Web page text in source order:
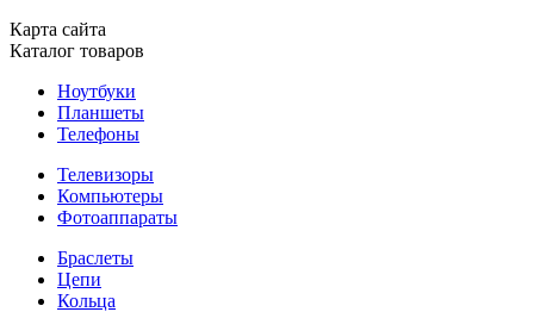
Карта сайта
Каталог товаров
Ноутбуки
Планшеты
Телефоны
Телевизоры
Компьютеры
Фотоаппараты
Браслеты
Цепи
Кольца